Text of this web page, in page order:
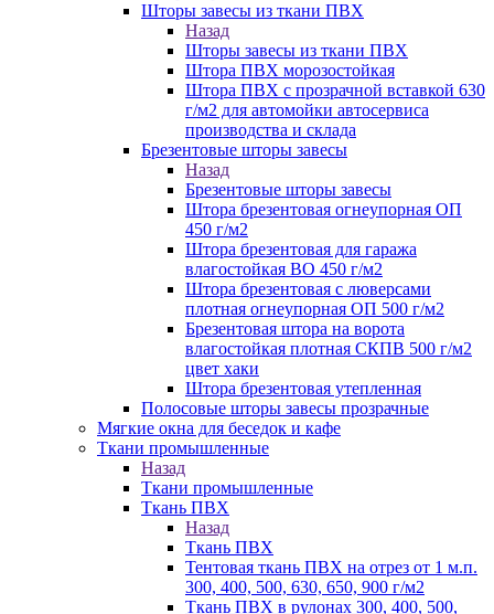
Шторы завесы из ткани ПВХ
Назад
Шторы завесы из ткани ПВХ
Штора ПВХ морозостойкая
Штора ПВХ с прозрачной вставкой 630
г/м2 для автомойки автосервиса
производства и склада
Брезентовые шторы завесы
Назад
Брезентовые шторы завесы
Штора брезентовая огнеупорная ОП
450 г/м2
Штора брезентовая для гаража
влагостойкая ВО 450 г/м2
Штора брезентовая с люверсами
плотная огнеупорная ОП 500 г/м2
Брезентовая штора на ворота
влагостойкая плотная СКПВ 500 г/м2
цвет хаки
Штора брезентовая утепленная
Полосовые шторы завесы прозрачные
Мягкие окна для беседок и кафе
Ткани промышленные
Назад
Ткани промышленные
Ткань ПВХ
Назад
Ткань ПВХ
Тентовая ткань ПВХ на отрез от 1 м.п.
300, 400, 500, 630, 650, 900 г/м2
Ткань ПВХ в рулонах 300, 400, 500,